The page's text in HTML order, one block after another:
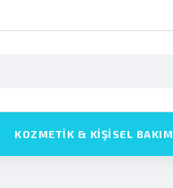
KOZMETIK & KIŞISEL BAKIM